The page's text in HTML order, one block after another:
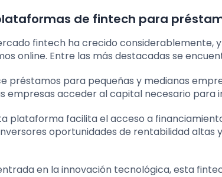
de fintech para
fintech ha crecido considerablemente,
online. Entre las más destacadas se
préstamos para pequeñas y medianas
empresas acceder al capital necesario para
plataforma facilita el acceso a
oportunidades de rentabilidad
en la innovación tecnológica, esta